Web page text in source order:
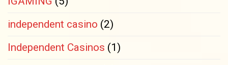
independent casino (2)
Independent Casinos (1)